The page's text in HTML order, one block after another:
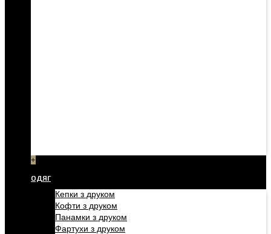
+
ОДЯГ
Кепки з друком
Кофти з друком
Панамки з друком
Фартухи з друком